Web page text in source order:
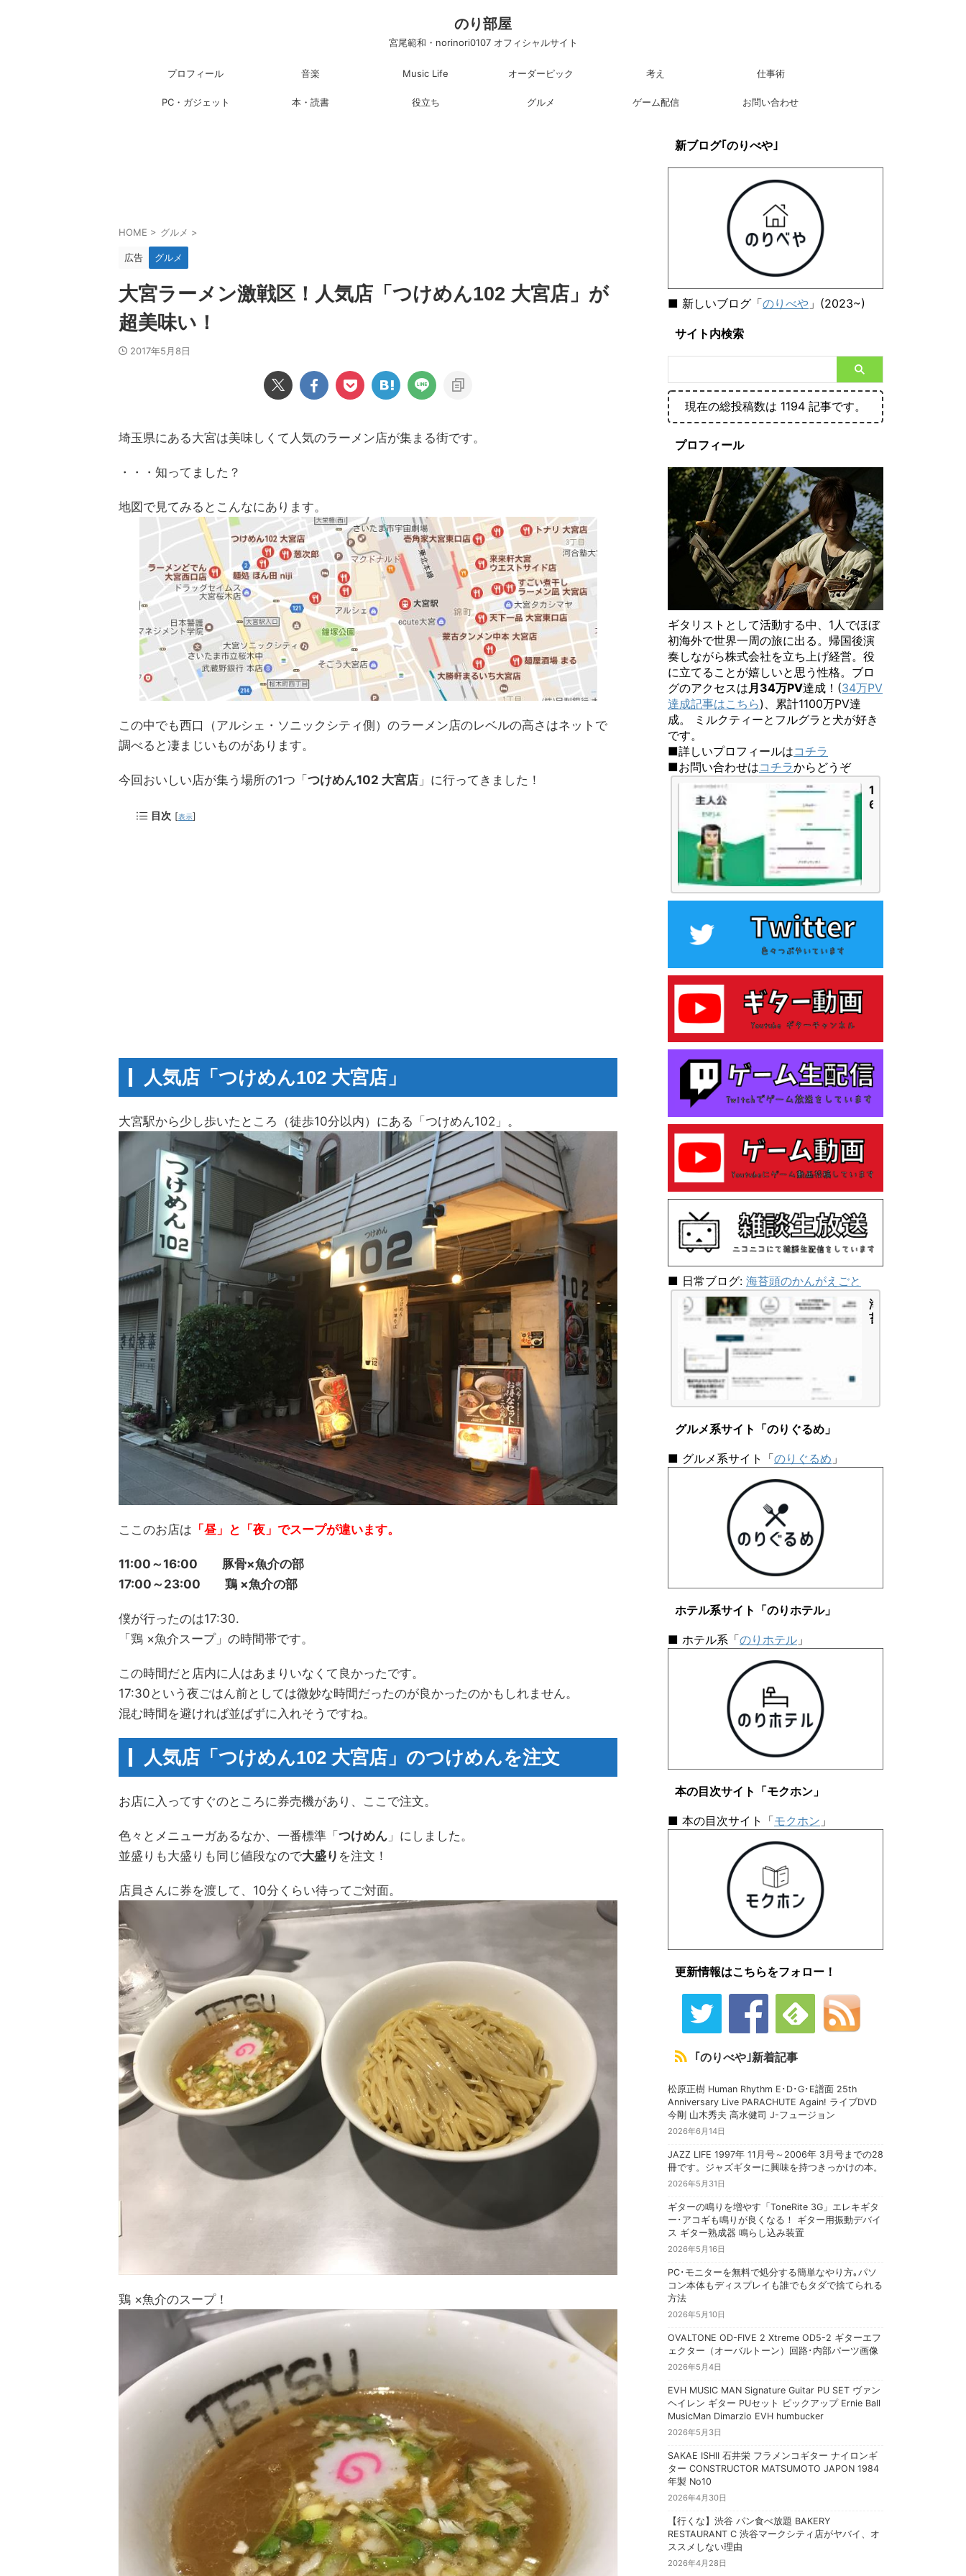
のり部屋
宮尾範和・norinori0107 オフィシャルサイト
プロフィール 音楽 Music Life オーダーピック 考え 仕事術
PC・ガジェット 本・読書 役立ち グルメ ゲーム配信 お問い合わせ
HOME > グルメ >
広告 グルメ
大宮ラーメン激戦区！人気店「つけめん102 大宮店」が
超美味い！
2017年5月8日
埼玉県にある大宮は美味しくて人気のラーメン店が集まる街です。
・・・知ってました？
地図で見てみるとこんなにあります。
この中でも西口（アルシェ・ソニックシティ側）のラーメン店のレベルの高さはネットで
調べると凄まじいものがあります。
今回おいしい店が集う場所の1つ「つけめん102 大宮店 」に行ってきました！
目次 [表示]
人気店「つけめん102 大宮店」
大宮駅から少し歩いたところ（徒歩10分以内）にある「つけめん102」。
ここのお店は 「昼」と「夜」でスープが違います。
11:00～16:00 豚骨×魚介の部
17:00～23:00 鶏 ×魚介の部
僕が行ったのは17:30.
「鶏 ×魚介スープ」の時間帯です。
この時間だと店内に人はあまりいなくて良かったです。
17:30という夜ごはん前としては微妙な時間だったのが良かったのかもしれません。
混む時間を避ければ並ばずに入れそうですね。
人気店「つけめん102 大宮店」のつけめんを注文
お店に入ってすぐのところに券売機があり、ここで注文。
色々とメニューガあるなか、一番標準「 つけめん 」にしました。
並盛りも大盛りも同じ値段なので大盛り を注文！
店員さんに券を渡して、10分くらい待ってご対面。
鶏 ×魚介のスープ！
新ブログ｢のりべや｣
■ 新しいブログ「のりべや 」(2023~)
サイト内検索
現在の総投稿数は 1194 記事です。
プロフィール
ギタリストとして活動する中、1人でほぼ
初海外で世界一周の旅に出る。帰国後演
奏しながら株式会社を立ち上げ経営。役
に立てることが嬉しいと思う性格。ブロ
グのアクセスは 月34万PV達成！(34万PV
達成記事はこちら)、累計1100万PV達
成。 ミルクティーとフルグラと犬が好き
です。
■詳しいプロフィールはコチラ
■お問い合わせはコチラからどうぞ
1
6
n
a
e
断
テ
ス
ト
を
し
ら
「主
N
F
-
A」
タ
|
の
■ 日常ブログ: 海苔頭のかんがえごと
海
苔
え
グルメ系サイト「のりぐるめ」
■ グルメ系サイト「のりぐるめ 」
ホテル系サイト「のりホテル」
■ ホテル系「のりホテル 」
本の目次サイト「モクホン」
■ 本の目次サイト「モクホン 」
更新情報はこちらをフォロー！
｢のりべや｣新着記事
松原正樹 Human Rhythm E･D･G･E譜面 25th
Anniversary Live PARACHUTE Again! ライブDVD
今剛 山木秀夫 高水健司 J-フュージョン
2026年6月14日
JAZZ LIFE 1997年 11月号～2006年 3月号までの28
冊です。ジャズギターに興味を持つきっかけの本。
2026年5月31日
ギターの鳴りを増やす「ToneRite 3G」エレキギタ
ー･アコギも鳴りが良くなる！ ギター用振動デバイ
ス ギター熟成器 鳴らし込み装置
2026年5月16日
PC･モニターを無料で処分する簡単なやり方｡パソ
コン本体もディスプレイも誰でもタダで捨てられる
方法
2026年5月10日
OVALTONE OD-FIVE 2 Xtreme OD5-2 ギターエフ
ェクター（オーバルトーン）回路･内部パーツ画像
2026年5月4日
EVH MUSIC MAN Signature Guitar PU SET ヴァン
ヘイレン ギター PUセット ピックアップ Ernie Ball
MusicMan Dimarzio EVH humbucker
2026年5月3日
SAKAE ISHII 石井栄 フラメンコギター ナイロンギ
ター CONSTRUCTOR MATSUMOTO JAPON 1984
年製 No10
2026年4月30日
【行くな】渋谷 パン食べ放題 BAKERY
RESTAURANT C 渋谷マークシティ店がヤバイ、オ
ススメしない理由
2026年4月28日